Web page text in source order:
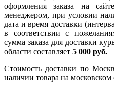
оформления заказа на
менеджером, при условии
дата и время доставки
в соответствии с
сумма заказа для доставки
области составляет 5 000 руб.
Стоимость доставки по
наличии товара на московском